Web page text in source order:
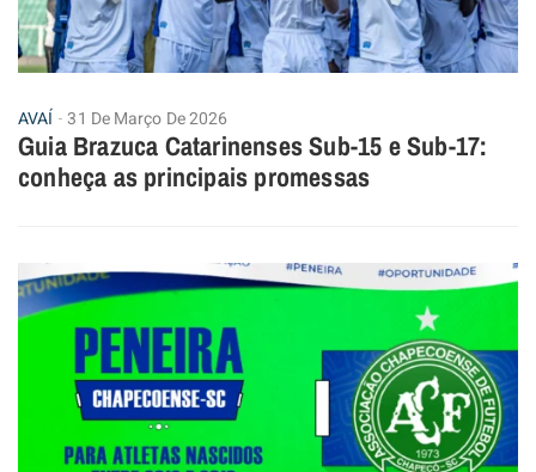
AVAÍ 31 De Março De 2026
Guia Brazuca Catarinenses Sub-15 e Sub-17:
conheça as principais promessas